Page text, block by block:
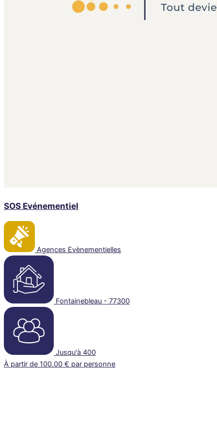
SOS Evénementiel
Agences Evènementielles
Fontainebleau - 77300
Jusqu'à 400
À partir de 100.00 € par personne